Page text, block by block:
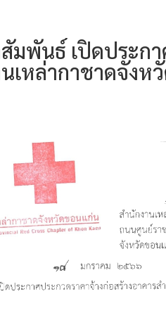
มพันธ์ เปิดประกา
เหล่ากาชาดจัง